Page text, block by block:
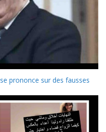
prononce sur des fausses